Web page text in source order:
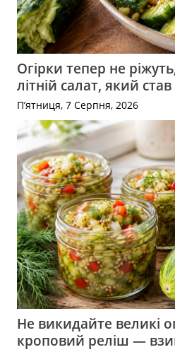
Огірки тепер не
літній салат, який
П’ятниця, 7 Серпня, 2026
Не викидайте великі
кроповий реліш —